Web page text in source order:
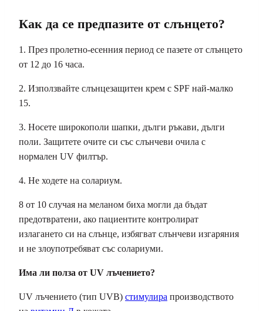
Как да се предпазите от слънцето?
1. През пролетно-есенния период се пазете от слънцето
от 12 до 16 часа.
2. Използвайте слънцезащитен крем с SPF най-малко
15.
3. Носете широкополи шапки, дълги ръкави, дълги
поли. Защитете очите си със слънчеви очила с
нормален UV филтър.
4. Не ходете на солариум.
8 от 10 случая на меланом биха могли да бъдат
предотвратени, ако пациентите контролират
излагането си на слънце, избягват слънчеви изгаряния
и не злоупотребяват със солариуми.
Има ли полза от UV лъчението?
UV лъчението (тип UVB) стимулира производството